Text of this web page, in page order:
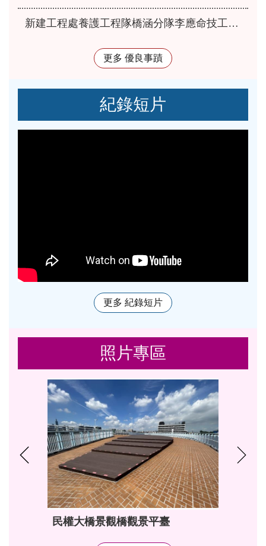
新建工程處養護工程隊橋涵分隊李應命技工獲選本府115年優秀工友
更多 優良事蹟
紀錄短片
更多 紀錄短片
照片專區
民權大橋景觀橋觀景平臺